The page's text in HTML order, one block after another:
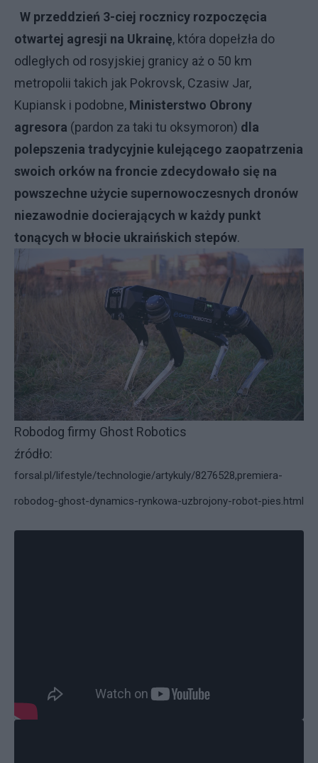
W przeddzień 3-ciej rocznicy rozpoczęcia
otwartej agresji na Ukrainę, która dopełzła do
odległych od rosyjskiej granicy aż o 50 km
metropolii takich jak Pokrovsk, Czasiw Jar,
Kupiansk i podobne, Ministerstwo Obrony
agresora (pardon za taki tu oksymoron) dla
polepszenia tradycyjnie kulejącego zaopatrzenia
swoich orków na froncie zdecydowało się na
powszechne użycie supernowoczesnych dronów
niezawodnie docierających w każdy punkt
tonących w błocie ukraińskich stepów.
Robodog firmy Ghost Robotics
źródło:
forsal.pl/lifestyle/technologie/artykuly/8276528,premiera-
robodog-ghost-dynamics-rynkowa-uzbrojony-robot-pies.html